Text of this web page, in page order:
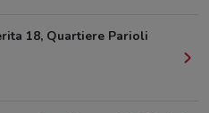
18, Quartiere Parioli